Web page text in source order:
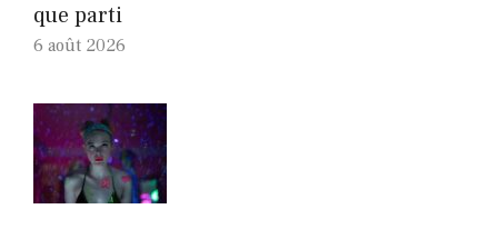
que parti
6 août 2026